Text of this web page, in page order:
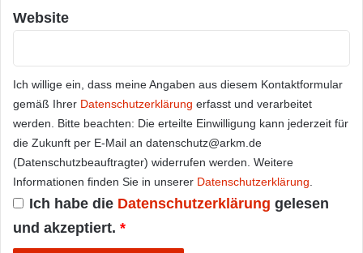
Website
Ich willige ein, dass meine Angaben aus diesem Kontaktformular
gemäß Ihrer Datenschutzerklärung erfasst und verarbeitet
werden. Bitte beachten: Die erteilte Einwilligung kann jederzeit für
die Zukunft per E-Mail an datenschutz@arkm.de
(Datenschutzbeauftragter) widerrufen werden. Weitere
Informationen finden Sie in unserer Datenschutzerklärung.
Ich habe die Datenschutzerklärung gelesen
und akzeptiert. *